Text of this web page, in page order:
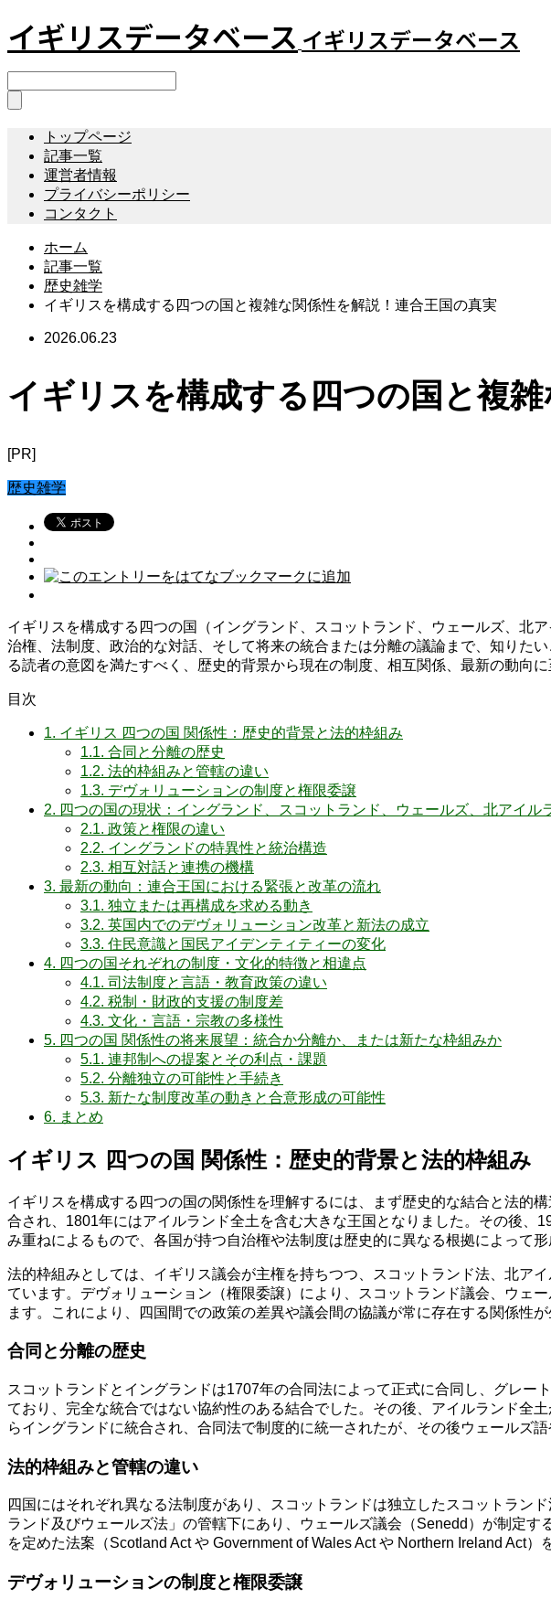
イギリスデータベース イギリスデータベース
トップページ
記事一覧
運営者情報
プライバシーポリシー
コンタクト
ホーム
記事一覧
歴史雑学
イギリスを構成する四つの国と複雑な関係性を解説！連合王国の真実
2026.06.23
イギリスを構成する四つの国と複
[PR]
歴史雑学
イギリスを構成する四つの国（イングランド、スコットランド、ウェールズ、北
治権、法制度、政治的な対話、そして将来の統合または分離の議論まで、知りた
る読者の意図を満たすべく、歴史的背景から現在の制度、相互関係、最新の動向
目次
1.イギリス 四つの国 関係性：歴史的背景と法的枠組み
1.1.合同と分離の歴史
1.2.法的枠組みと管轄の違い
1.3.デヴォリューションの制度と権限委譲
2.四つの国の現状：イングランド、スコットランド、ウェールズ、北アイル
2.1.政策と権限の違い
2.2.イングランドの特異性と統治構造
2.3.相互対話と連携の機構
3.最新の動向：連合王国における緊張と改革の流れ
3.1.独立または再構成を求める動き
3.2.英国内でのデヴォリューション改革と新法の成立
3.3.住民意識と国民アイデンティティーの変化
4.四つの国それぞれの制度・文化的特徴と相違点
4.1.司法制度と言語・教育政策の違い
4.2.税制・財政的支援の制度差
4.3.文化・言語・宗教の多様性
5.四つの国 関係性の将来展望：統合か分離か、または新たな枠組みか
5.1.連邦制への提案とその利点・課題
5.2.分離独立の可能性と手続き
5.3.新たな制度改革の動きと合意形成の可能性
6.まとめ
イギリス 四つの国 関係性：歴史的背景と法的枠組み
イギリスを構成する四つの国の関係性を理解するには、まず歴史的な結合と法的
合され、1801年にはアイルランド全土を含む大きな王国となりました。その後
み重ねによるもので、各国が持つ自治権や法制度は歴史的に異なる根拠によって形
法的枠組みとしては、イギリス議会が主権を持ちつつ、スコットランド法、北ア
ています。デヴォリューション（権限委譲）により、スコットランド議会、ウ
ます。これにより、四国間での政策の差異や議会間の協議が常に存在する関係性が
合同と分離の歴史
スコットランドとイングランドは1707年の合同法によって正式に合同し、グレ
ており、完全な統合ではない協約性のある結合でした。その後、アイルランド
らイングランドに統合され、合同法で制度的に統一されたが、その後ウェールズ
法的枠組みと管轄の違い
四国にはそれぞれ異なる法制度があり、スコットランドは独立したスコットラン
ランド及びウェールズ法」の管轄下にあり、ウェールズ議会（Senedd）が制定
を定めた法案（Scotland Act や Government of Wales Act や Northern Ireland Act）
デヴォリューションの制度と権限委譲